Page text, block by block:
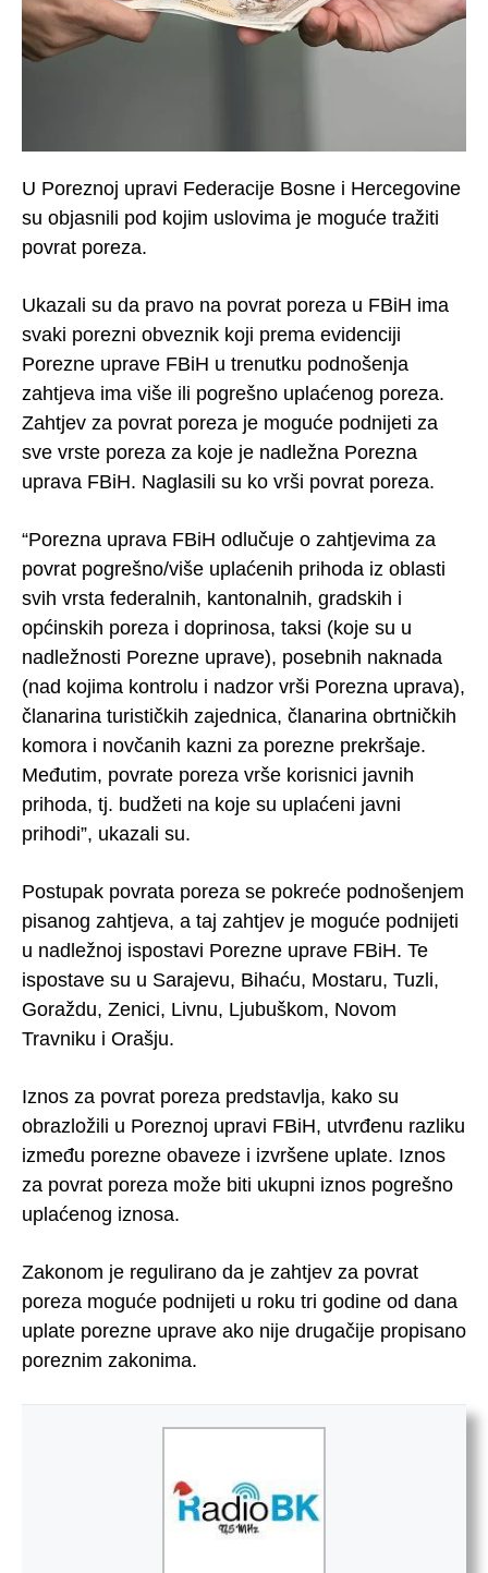
U Poreznoj upravi Federacije Bosne i Hercegovine
su objasnili pod kojim uslovima je moguće tražiti
povrat poreza.
Ukazali su da pravo na povrat poreza u FBiH ima
svaki porezni obveznik koji prema evidenciji
Porezne uprave FBiH u trenutku podnošenja
zahtjeva ima više ili pogrešno uplaćenog poreza.
Zahtjev za povrat poreza je moguće podnijeti za
sve vrste poreza za koje je nadležna Porezna
uprava FBiH. Naglasili su ko vrši povrat poreza.
“Porezna uprava FBiH odlučuje o zahtjevima za
povrat pogrešno/više uplaćenih prihoda iz oblasti
svih vrsta federalnih, kantonalnih, gradskih i
općinskih poreza i doprinosa, taksi (koje su u
nadležnosti Porezne uprave), posebnih naknada
(nad kojima kontrolu i nadzor vrši Porezna uprava),
članarina turističkih zajednica, članarina obrtničkih
komora i novčanih kazni za porezne prekršaje.
Međutim, povrate poreza vrše korisnici javnih
prihoda, tj. budžeti na koje su uplaćeni javni
prihodi”, ukazali su.
Postupak povrata poreza se pokreće podnošenjem
pisanog zahtjeva, a taj zahtjev je moguće podnijeti
u nadležnoj ispostavi Porezne uprave FBiH. Te
ispostave su u Sarajevu, Bihaću, Mostaru, Tuzli,
Goraždu, Zenici, Livnu, Ljubuškom, Novom
Travniku i Orašju.
Iznos za povrat poreza predstavlja, kako su
obrazložili u Poreznoj upravi FBiH, utvrđenu razliku
između porezne obaveze i izvršene uplate. Iznos
za povrat poreza može biti ukupni iznos pogrešno
uplaćenog iznosa.
Zakonom je regulirano da je zahtjev za povrat
poreza moguće podnijeti u roku tri godine od dana
uplate porezne uprave ako nije drugačije propisano
poreznim zakonima.